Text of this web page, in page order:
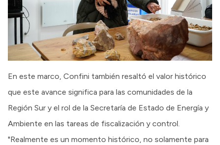
En este marco, Confini también resaltó el valor histórico
que este avance significa para las comunidades de la
Región Sur y el rol de la Secretaría de Estado de Energía y
Ambiente en las tareas de fiscalización y control.
"Realmente es un momento histórico, no solamente para